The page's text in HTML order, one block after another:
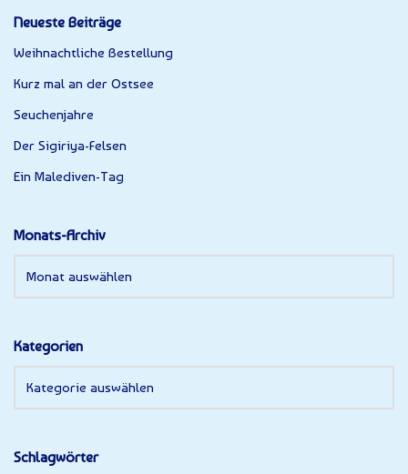
Neueste Beiträge
Weihnachtliche Bestellung
Kurz mal an der Ostsee
Seuchenjahre
Der Sigiriya-Felsen
Ein Malediven-Tag
Monats-Archiv
Kategorien
Schlagwörter